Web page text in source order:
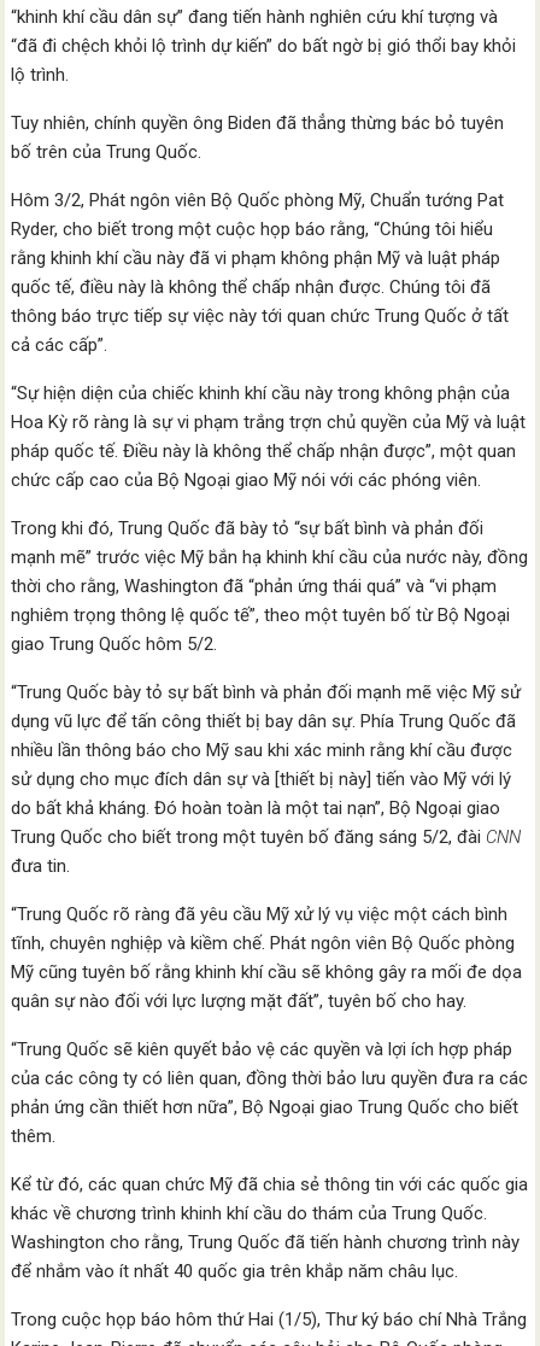
“khinh khí cầu dân sự” đang tiến hành nghiên cứu khí tượng và
“đã đi chệch khỏi lộ trình dự kiến” do bất ngờ bị gió thổi bay khỏi
lộ trình.
Tuy nhiên, chính quyền ông Biden đã thẳng thừng bác bỏ tuyên
bố trên của Trung Quốc.
Hôm 3/2, Phát ngôn viên Bộ Quốc phòng Mỹ, Chuẩn tướng Pat
Ryder, cho biết trong một cuộc họp báo rằng, “Chúng tôi hiểu
rằng khinh khí cầu này đã vi phạm không phận Mỹ và luật pháp
quốc tế, điều này là không thể chấp nhận được. Chúng tôi đã
thông báo trực tiếp sự việc này tới quan chức Trung Quốc ở tất
cả các cấp”.
“Sự hiện diện của chiếc khinh khí cầu này trong không phận của
Hoa Kỳ rõ ràng là sự vi phạm trắng trợn chủ quyền của Mỹ và luật
pháp quốc tế. Điều này là không thể chấp nhận được”, một quan
chức cấp cao của Bộ Ngoại giao Mỹ nói với các phóng viên.
Trong khi đó, Trung Quốc đã bày tỏ “sự bất bình và phản đối
mạnh mẽ” trước việc Mỹ bắn hạ khinh khí cầu của nước này, đồng
thời cho rằng, Washington đã “phản ứng thái quá” và “vi phạm
nghiêm trọng thông lệ quốc tế”, theo một tuyên bố từ Bộ Ngoại
giao Trung Quốc hôm 5/2.
“Trung Quốc bày tỏ sự bất bình và phản đối mạnh mẽ việc Mỹ sử
dụng vũ lực để tấn công thiết bị bay dân sự. Phía Trung Quốc đã
nhiều lần thông báo cho Mỹ sau khi xác minh rằng khí cầu được
sử dụng cho mục đích dân sự và [thiết bị này] tiến vào Mỹ với lý
do bất khả kháng. Đó hoàn toàn là một tai nạn”, Bộ Ngoại giao
Trung Quốc cho biết trong một tuyên bố đăng sáng 5/2, đài CNN
đưa tin.
“Trung Quốc rõ ràng đã yêu cầu Mỹ xử lý vụ việc một cách bình
tĩnh, chuyên nghiệp và kiềm chế. Phát ngôn viên Bộ Quốc phòng
Mỹ cũng tuyên bố rằng khinh khí cầu sẽ không gây ra mối đe dọa
quân sự nào đối với lực lượng mặt đất”, tuyên bố cho hay.
“Trung Quốc sẽ kiên quyết bảo vệ các quyền và lợi ích hợp pháp
của các công ty có liên quan, đồng thời bảo lưu quyền đưa ra các
phản ứng cần thiết hơn nữa”, Bộ Ngoại giao Trung Quốc cho biết
thêm.
Kể từ đó, các quan chức Mỹ đã chia sẻ thông tin với các quốc gia
khác về chương trình khinh khí cầu do thám của Trung Quốc.
Washington cho rằng, Trung Quốc đã tiến hành chương trình này
để nhắm vào ít nhất 40 quốc gia trên khắp năm châu lục.
Trong cuộc họp báo hôm thứ Hai (1/5), Thư ký báo chí Nhà Trắng